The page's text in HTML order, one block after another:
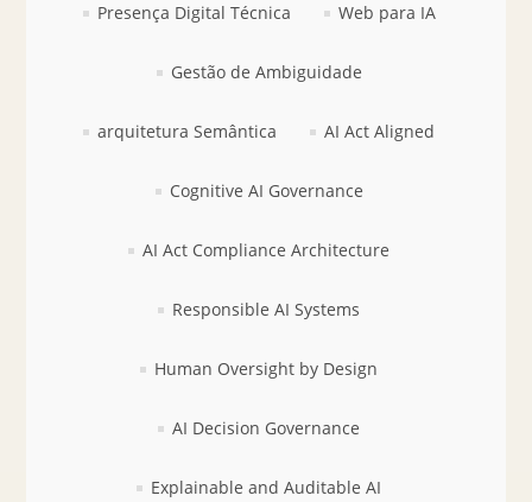
Presença Digital Técnica Web para IA
Gestão de Ambiguidade
arquitetura Semântica AI Act Aligned
Cognitive AI Governance
AI Act Compliance Architecture
Responsible AI Systems
Human Oversight by Design
AI Decision Governance
Explainable and Auditable AI